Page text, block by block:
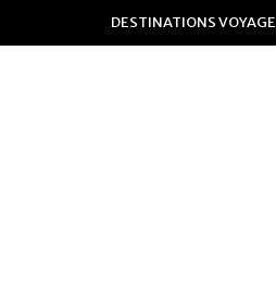
DESTINATIONS VOYAGE